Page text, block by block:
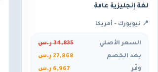
لغة إنجليزية عامة
📍 نيويورك - أمريكا
السعر الأصلي
34,835 ر.س
بعد الخصم
27,868 ر.س
وفّر
6,967 ر.س